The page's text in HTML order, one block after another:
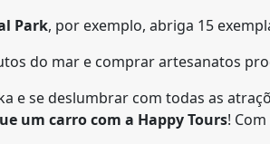
Park, por exemplo, abriga 15
do mar e comprar artesanatos
e se deslumbrar com todas as
um carro com a Happy Tours!